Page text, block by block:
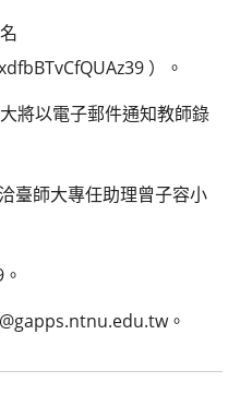
）。
將以電子郵件通知教師錄
臺師大專任助理曾子容小
。